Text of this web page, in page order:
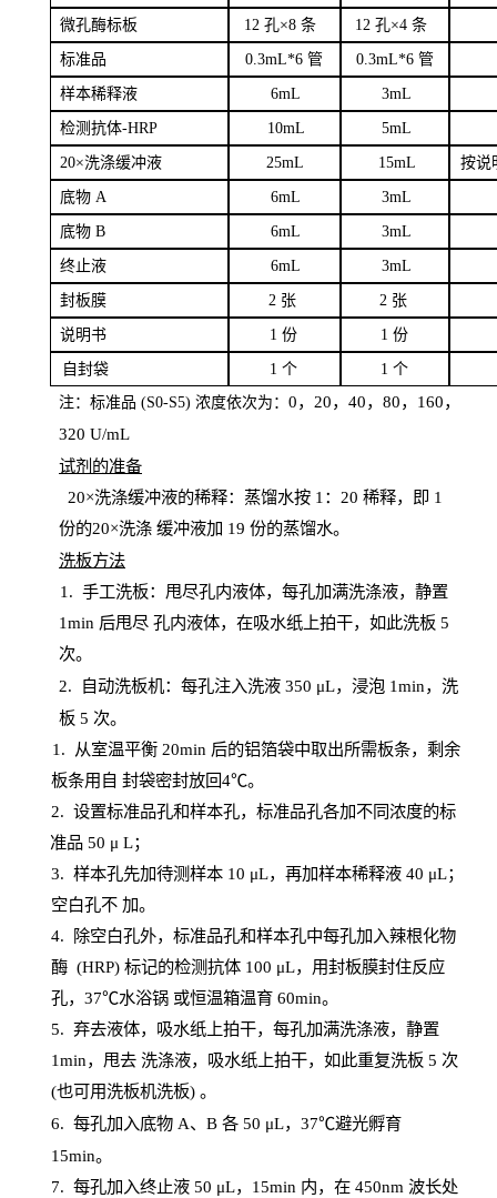
微孔酶标板 12 孔×8 条 12 孔×4 条
标准品 0.3mL*6 管 0.3mL*6 管
样本稀释液 6mL 3mL
检测抗体-HRP 10mL 5mL
20×洗涤缓冲液 25mL 15mL 按说
底物A 6mL 3mL
底物B 6mL 3mL
终止液 6mL 3mL
封板膜 2 张 2 张
说明书 1 份 1 份
自封袋 1 个 1 个
注：标准品 (S0-S5) 浓度依次为： 0，20，40，80，160，
320 U/mL
试剂的准备
20×洗涤缓冲液的稀释：蒸馏水按 1：20 稀释，即 1
份的20×洗涤 缓冲液加 19 份的蒸馏水。
洗板方法
1. 手工洗板：甩尽孔内液体，每孔加满洗涤液，静置
1min 后甩尽 孔内液体，在吸水纸上拍干，如此洗板 5
次。
2.
自动洗板机：每孔注入洗液 350 μL，浸泡 1min，洗
板 5 次。
1 . 从室温平衡 20min 后的铝箔袋中取出所需板条，剩余
板条用自 封袋密封放回4℃。
2. 设置标准品孔和样本孔，标准品孔各加不同浓度的标
准品 50 μ L；
3. 样本孔先加待测样本 10 μL，再加样本稀释液 40 μL；
空白孔不 加。
4.
除空白孔外，标准品孔和样本孔中每孔加入辣根化物
酶 (HRP) 标记的检测抗体 100 μL，用封板膜封住反应
孔， 37℃水浴锅 或恒温箱温育60min。
5. 弃去液体，吸水纸上拍干，每孔加满洗涤液，静置
1min，甩去 洗涤液，吸水纸上拍干，如此重复洗板 5 次
(也可用洗板机洗板) 。
6. 每孔加入底物A、B 各 50 μL，37℃避光孵育
15min。
7. 每孔加入终止液 50 μL， 15min 内，在450nm 波长处